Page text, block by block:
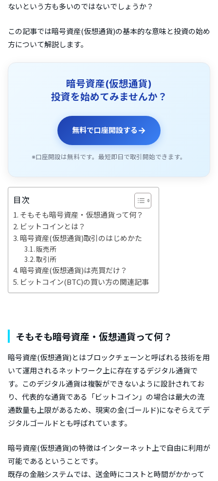
ないという方も多いのではないでしょうか？
この記事では暗号資産(仮想通貨)の基本的な意味と投資の始め
方について解説します。
暗号資産(仮想通貨)
投資を始めてみませんか？
無料で口座開設する →
※口座開設は無料です。最短即日で取引開始できます。
目次
そもそも暗号資産・仮想通貨って何？
ビットコインとは？
暗号資産(仮想通貨)取引のはじめかた
販売所
取引所
暗号資産(仮想通貨)は売買だけ？
ビットコイン(BTC)の買い方の関連記事
そもそも暗号資産・仮想通貨って何？
暗号資産(仮想通貨)とはブロックチェーンと呼ばれる技術を用
いて運用されるネットワーク上に存在するデジタル通貨で
す。このデジタル通貨は複製ができないように設計されてお
り、代表的な通貨である「ビットコイン」の場合は最大の流
通数量も上限があるため、現実の金(ゴールド)になぞらえてデ
ジタルゴールドとも呼ばれています。
暗号資産(仮想通貨)の特徴はインターネット上で自由に利用が
可能であるということです。
既存の金融システムでは、送金時にコストと時間がかかって